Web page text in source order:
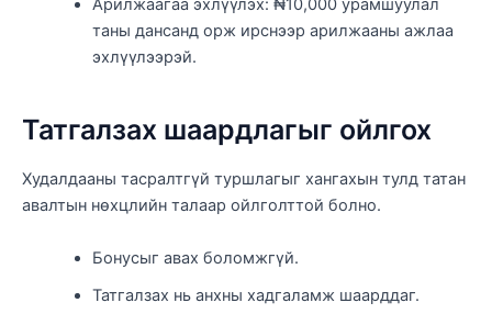
Арилжаагаа эхлүүлэх: ₦10,000 урамшуулал
таны дансанд орж ирснээр арилжааны ажлаа
эхлүүлээрэй.
Татгалзах шаардлагыг ойлгох
Худалдааны тасралтгүй туршлагыг хангахын тулд татан
авалтын нөхцлийн талаар ойлголттой болно.
Бонусыг авах боломжгүй.
Татгалзах нь анхны хадгаламж шаарддаг.